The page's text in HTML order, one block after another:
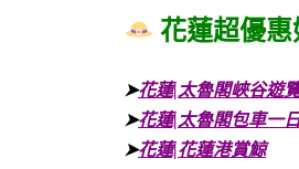
花蓮超優
➤花蓮|太魯閣峽谷遊
➤花蓮|太魯閣包車一
➤花蓮|花蓮港賞鯨